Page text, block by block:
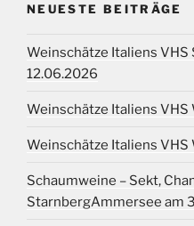
NEUESTE BEITRÄGE
Weinschätze Italiens
12.06.2026
Weinschätze Italiens
Weinschätze Italiens
Schaumweine – Sekt,
StarnbergAmmersee am